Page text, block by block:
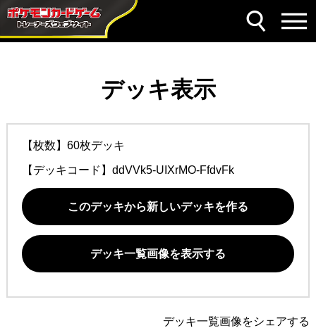
デッキ表示
【枚数】60枚デッキ
【デッキコード】 ddVVk5-UIXrMO-FfdvFk
このデッキから新しいデッキを作る
デッキ一覧画像を表示する
デッキ一覧画像をシェアする